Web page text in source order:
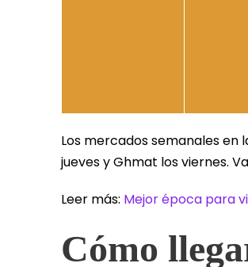
Los mercados semanales en
jueves y Ghmat los viernes.
Leer más: Mejor época para
Cómo